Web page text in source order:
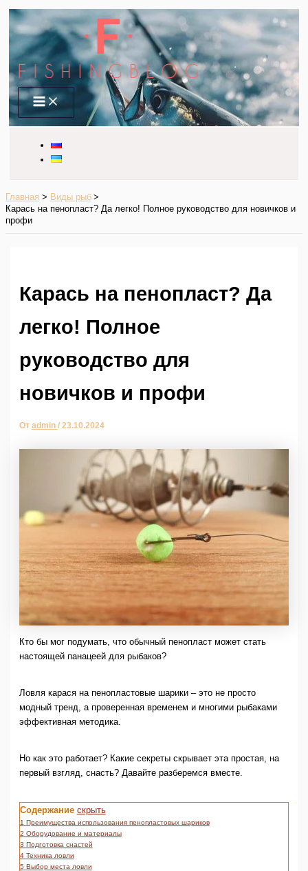
Перейти
содержимому
Main
Menu
Главная
Виды рыб
Карась на пенопласт? Да легко! Полное руководство для новичков и
профи
Карась на пенопласт? Да
легко! Полное
руководство для
новичков и профи
От admin / 23.10.2024
Кто бы мог подумать, что обычный пенопласт может стать
настоящей панацеей для рыбаков?
Ловля карася на пенопластовые шарики – это не просто
модный тренд, а проверенная временем и многими рыбаками
эффективная методика.
Но как это работает? Какие секреты скрывает эта простая, на
первый взгляд, снасть? Давайте разберемся вместе.
Содержание скрыть
1 Преимущества использования пенопластовых шариков
2 Оборудование и материалы
3 Подготовка снастей
4 Техника ловли
5 Выбор места ловли